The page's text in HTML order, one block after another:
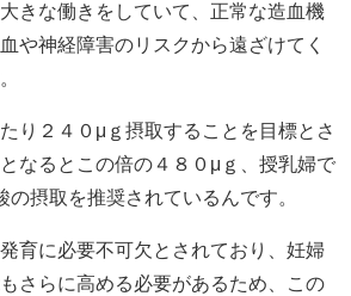
きな働きをしていて、正常な造血機
や神経障害のリスクから遠ざけてく
り２４０μｇ摂取することを目標とさ
なるとこの倍の４８０μｇ、授乳婦で
の摂取を推奨されているんです。
育に必要不可欠とされており、妊婦
さらに高める必要があるため、この